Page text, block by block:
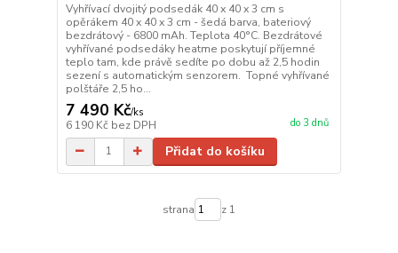
Vyhřívací dvojitý podsedák 40 x 40 x 3 cm s
opěrákem 40 x 40 x 3 cm - šedá barva, bateriový
bezdrátový - 6800 mAh. Teplota 40°C. Bezdrátové
vyhřívané podsedáky heatme poskytují příjemné
teplo tam, kde právě sedíte po dobu až 2,5 hodin
sezení s automatickým senzorem. Topné vyhřívané
polštáře 2,5 ho...
7 490 Kč/ks
6 190 Kč bez DPH do 3 dnů
Přidat do košíku
strana z 1